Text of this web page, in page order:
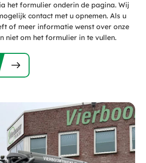
het formulier onderin de pagina. Wij
contact met u opnemen. Als u
of meer informatie wenst over onze
niet om het formulier in te vullen.